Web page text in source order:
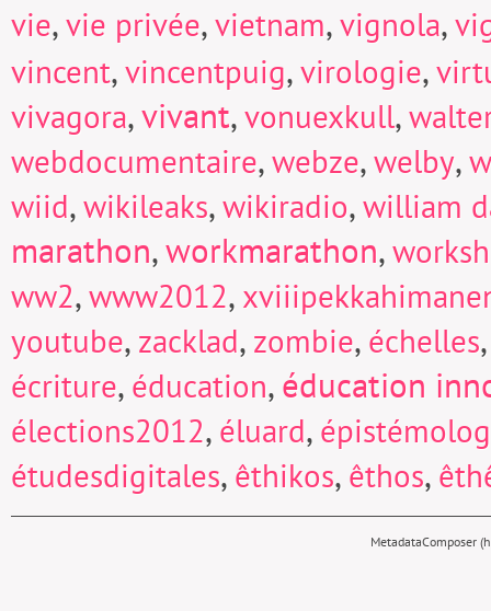
vie,vie privée,vietnam,vignola,
vincent,vincentpuig,virologie,
vivagora,vivant,vonuexkull,
webdocumentaire,webze,welby,
wiid,wikileaks,wikiradio,william
marathon,workmarathon,
ww2,www2012,
youtube, zacklad, zombie, échelles
écriture, éducation,éducation
élections2012, éluard,
étudesdigitales, êthikos, êthos,
MetadataComposer